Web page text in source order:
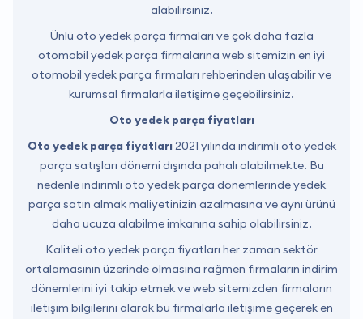
alabilirsiniz.
Ünlü oto yedek parça firmaları ve çok daha fazla
otomobil yedek parça firmalarına web sitemizin en iyi
otomobil yedek parça firmaları rehberinden ulaşabilir ve
kurumsal firmalarla iletişime geçebilirsiniz.
Oto yedek parça fiyatları
Oto yedek parça fiyatları 2021 yılında indirimli oto yedek
parça satışları dönemi dışında pahalı olabilmekte. Bu
nedenle indirimli oto yedek parça dönemlerinde yedek
parça satın almak maliyetinizin azalmasına ve aynı ürünü
daha ucuza alabilme imkanına sahip olabilirsiniz.
Kaliteli oto yedek parça fiyatları her zaman sektör
ortalamasının üzerinde olmasına rağmen firmaların indirim
dönemlerini iyi takip etmek ve web sitemizden firmaların
iletişim bilgilerini alarak bu firmalarla iletişime geçerek en